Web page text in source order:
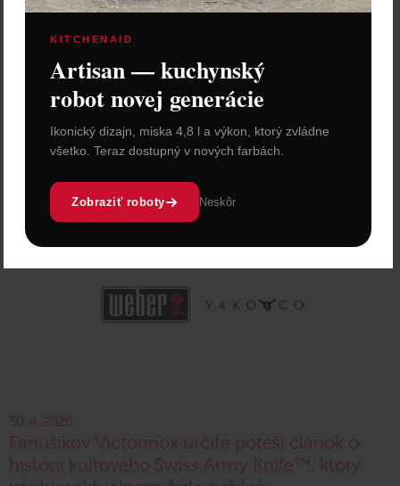
30. 4. 2026
Fanúšikov Victorinox určite poteší článok o
histórii kultového Swiss Army Knife™, ktorý
KITCHENAID
Artisan — kuchynský
robot novej generácie
Ikonický dizajn, miska 4,8 l a výkon, ktorý zvládne
všetko. Teraz dostupný v nových farbách.
Zobraziť roboty Neskôr